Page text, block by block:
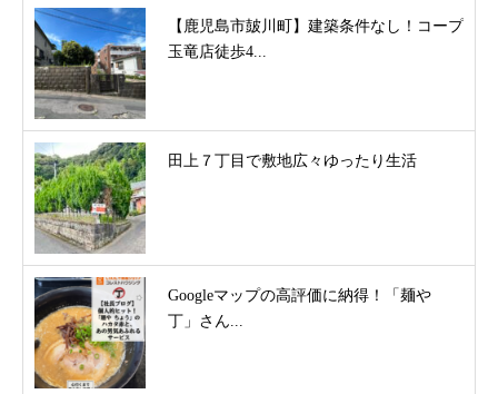
【鹿児島市皷川町】建築条件なし！コープ
玉竜店徒歩4...
田上７丁目で敷地広々ゆったり生活
Googleマップの高評価に納得！「麺や
丁」さん...